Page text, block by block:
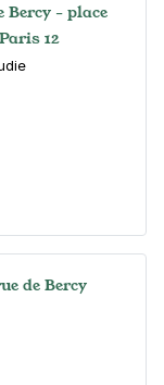
Bercy - place
12
de Bercy